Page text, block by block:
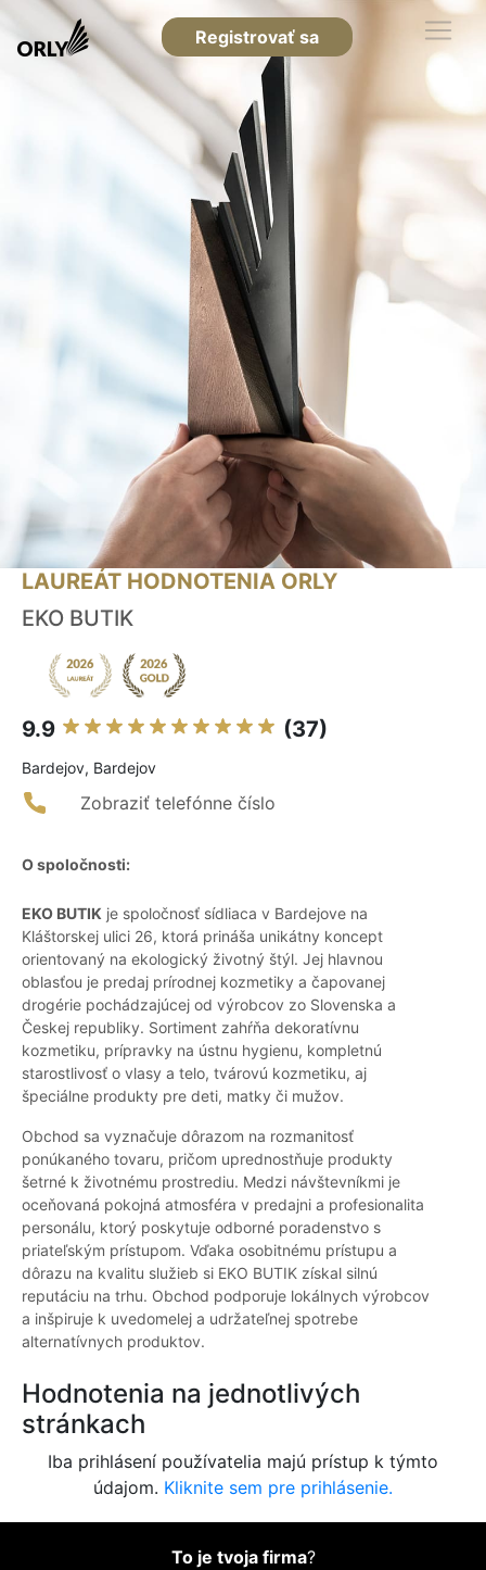
Registrovať sa
LAUREÁT HODNOTENIA ORLY
EKO BUTIK
9.9 (37)
Bardejov, Bardejov
Zobraziť telefónne číslo
O spoločnosti:
EKO BUTIK je spoločnosť sídliaca v Bardejove na
Kláštorskej ulici 26, ktorá prináša unikátny koncept
orientovaný na ekologický životný štýl. Jej hlavnou
oblasťou je predaj prírodnej kozmetiky a čapovanej
drogérie pochádzajúcej od výrobcov zo Slovenska a
Českej republiky. Sortiment zahŕňa dekoratívnu
kozmetiku, prípravky na ústnu hygienu, kompletnú
starostlivosť o vlasy a telo, tvárovú kozmetiku, aj
špeciálne produkty pre deti, matky či mužov.
Obchod sa vyznačuje dôrazom na rozmanitosť
ponúkaného tovaru, pričom uprednostňuje produkty
šetrné k životnému prostrediu. Medzi návštevníkmi je
oceňovaná pokojná atmosféra v predajni a profesionalita
personálu, ktorý poskytuje odborné poradenstvo s
priateľským prístupom. Vďaka osobitnému prístupu a
dôrazu na kvalitu služieb si EKO BUTIK získal silnú
reputáciu na trhu. Obchod podporuje lokálnych výrobcov
a inšpiruje k uvedomelej a udržateľnej spotrebe
alternatívnych produktov.
Hodnotenia na jednotlivých
stránkach
Iba prihlásení používatelia majú prístup k týmto
údajom. Kliknite sem pre prihlásenie.
To je tvoja firma?